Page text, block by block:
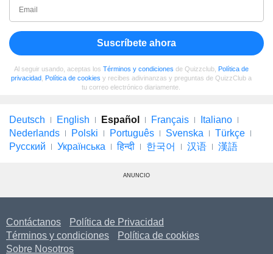
Suscríbete ahora
Al seguir usando, aceptas los Términos y condiciones de Quizzclub, Política de
privacidad, Política de cookies y recibes adivinanzas y preguntas de QuizzClub a
tu correo electrónico diariamente.
Deutsch English Español Français
Italiano
Nederlands
Polski Português Svenska
Türkçe
Русский
Українська हिन्दी 한국어 汉语 漢語
ANUNCIO
Contáctanos
Política de Privacidad
Términos y condiciones
Política de cookies
Sobre Nosotros